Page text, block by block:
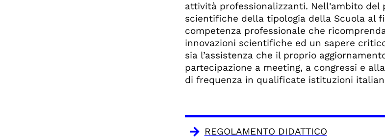
attività professionalizzanti. Nell'ambito del
scientifiche della tipologia della Scuola al
competenza professionale che
innovazioni scientifiche ed un sapere
sia l’assistenza che il proprio
partecipazione a meeting, a congressi e
di frequenza in qualificate istituzioni
REGOLAMENTO DIDATTICO